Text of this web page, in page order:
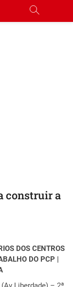
construir a
DOS CENTROS
DO PCP |